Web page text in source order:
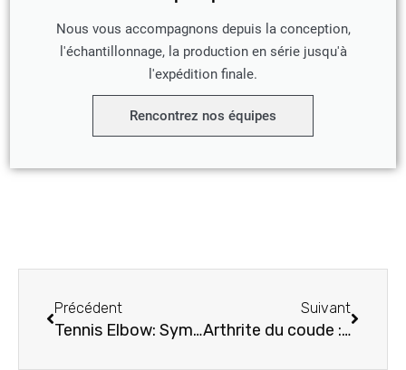
Nous vous accompagnons depuis la conception,
l'échantillonnage, la production en série jusqu'à
l'expédition finale.
Rencontrez nos équipes
Précédent
Tennis Elbow: Symptômes, Causes, Traitement par les appareils orthopédiques
Suivant
Arthrite du coude : symptômes, causes, traitement par les orthèses pour l'arthrite